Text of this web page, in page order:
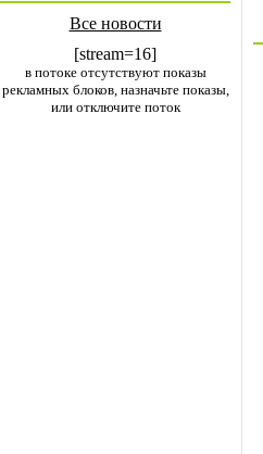
Все новости
[stream=16]
в потоке отсутствуют показы
рекламных блоков, назначьте показы,
или отключите поток